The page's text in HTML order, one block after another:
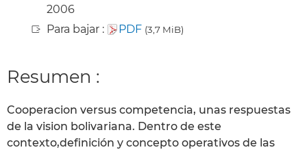
2006
Para bajar :
PDF (3,7 MiB)
Resumen :
Cooperacion versus competencia, unas respuestas
de la vision bolivariana. Dentro de este
contexto,definición y concepto operativos de las